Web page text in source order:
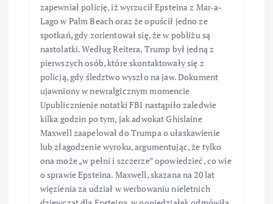
zapewniał policję, iż wyrzucił Epsteina z Mar-a-
Lago w Palm Beach oraz że opuścił jedno ze
spotkań, gdy zorientował się, że w pobliżu są
nastolatki. Według Reitera, Trump był jedną z
pierwszych osób, które skontaktowały się z
policją, gdy śledztwo wyszło na jaw. Dokument
ujawniony w newralgicznym momencie
Upublicznienie notatki FBI nastąpiło zaledwie
kilka godzin po tym, jak adwokat Ghislaine
Maxwell zaapelował do Trumpa o ułaskawienie
lub złagodzenie wyroku, argumentując, że tylko
ona może „w pełni i szczerze” opowiedzieć, co wie
o sprawie Epsteina. Maxwell, skazana na 20 lat
więzienia za udział w werbowaniu nieletnich